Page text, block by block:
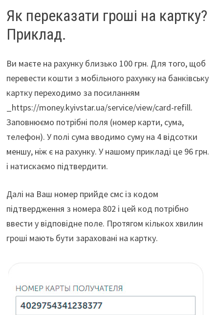
Як переказати гроші на картку?
Приклад.
Ви маєте на рахунку близько 100 грн. Для того, щоб
перевести кошти з мобільного рахунку на банківську
картку переходимо за посиланням
_https://money.kyivstar.ua/service/view/card-refill.
Заповнюємо потрібні поля (номер карти, сума,
телефон). У полі сума вводимо суму на 4 відсотки
меншу, ніж є на рахунку. У нашому прикладі це 96 грн.
і натискаємо підтвердити.
Далі на Ваш номер прийде смс із кодом
підтвердження з номера 802 і цей код потрібно
ввести у відповідне поле. Протягом кількох хвилин
гроші мають бути зараховані на картку.